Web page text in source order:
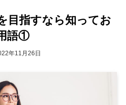
目指すなら知ってお
語①
年11月26日